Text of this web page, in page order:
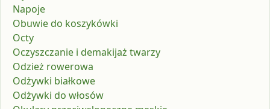
Napoje
Obuwie do koszykówki
Octy
Oczyszczanie i demakijaż twarzy
Odzież rowerowa
Odżywki białkowe
Odżywki do włosów